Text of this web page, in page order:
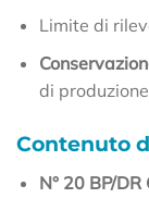
Limite di
di
Contenuto
N° 20 BP/